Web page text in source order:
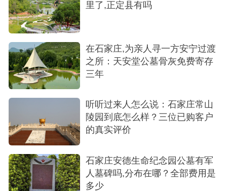
里了,正定县有吗
在石家庄,为亲人寻一方安宁过渡
之所：天安堂公墓骨灰免费寄存
三年
听听过来人怎么说：石家庄常山
陵园到底怎么样？三位已购客户
的真实评价
石家庄安德生命纪念园公墓有军
人墓碑吗,分布在哪？全部费用是
多少